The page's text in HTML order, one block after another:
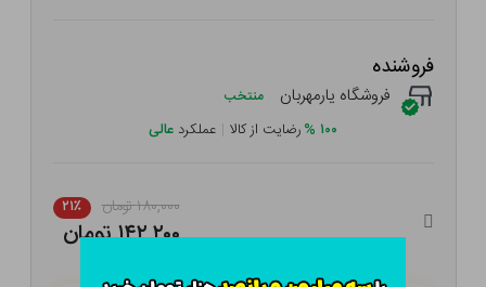
فروشنده
فروشگاه یارمهربان منتخب
۱۰۰ %رضایت از کالا | عملکرد عالی
۱۸۰,۰۰۰ تومان ۲۱٪
۱۴۲,۲۰۰ تومان